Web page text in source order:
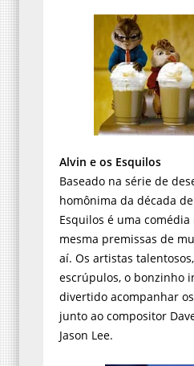
Alvin e os Esquilos
Baseado na série de
homônima da década
Esquilos é uma
mesma premissas de
aí. Os artistas
escrúpulos, o bonzinho
divertido acompanhar
junto ao compositor
Jason Lee.